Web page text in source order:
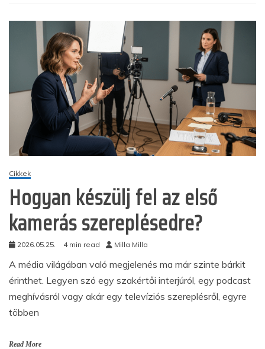
Cikkek
Hogyan készülj fel az első
kamerás szereplésedre?
2026.05.25. 4 min read Milla Milla
A média világában való megjelenés ma már szinte bárkit
érinthet. Legyen szó egy szakértői interjúról, egy podcast
meghívásról vagy akár egy televíziós szereplésről, egyre
többen
Read More